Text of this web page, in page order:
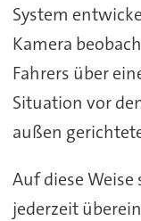
System
Kamera
Fahrers über
Situation vor
außen
Auf diese Weise
jederzeit